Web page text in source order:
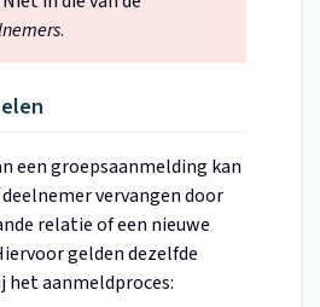
.
een groepsaanmelding kan
vervangen door
relatie of een nieuwe
gelden dezelfde
aanmeldproces: